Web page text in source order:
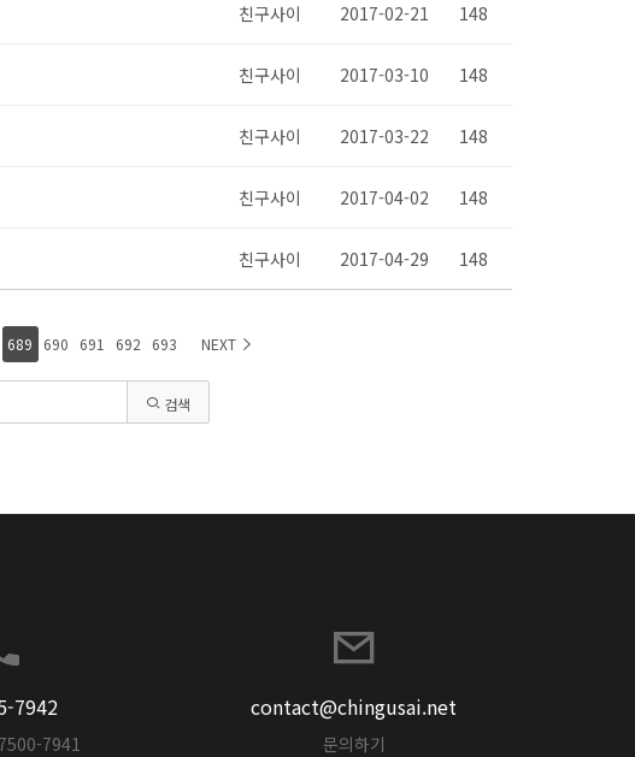
친구사이 2017-02-21 148
친구사이 2017-03-10 148
친구사이 2017-03-22 148
친구사이 2017-04-02 148
친구사이 2017-04-29 148
689 690 691 692 693 NEXT
검색
7942
7941
contact@chingusai.net
문의하기